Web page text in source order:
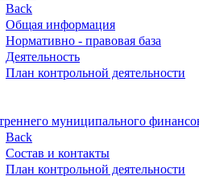
Back
Общая информация
Нормативно - правовая база
Деятельность
План контрольной деятельности
муниципального
Back
Состав и контакты
План контрольной деятельности